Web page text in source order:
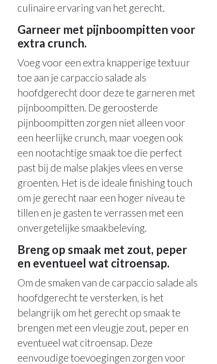
culinaire ervaring van het gerecht.
Garneer met pijnboompitten voor
extra crunch.
Voeg voor een extra knapperige textuur
toe aan je carpaccio salade als
hoofdgerecht door deze te garneren met
pijnboompitten. De geroosterde
pijnboompitten zorgen niet alleen voor
een heerlijke crunch, maar voegen ook
een nootachtige smaak toe die perfect
past bij de malse plakjes vlees en verse
groenten. Het is de ideale finishing touch
om je gerecht naar een hoger niveau te
tillen en je gasten te verrassen met een
onvergetelijke smaakbeleving.
Breng op smaak met zout, peper
en eventueel wat citroensap.
Om de smaken van de carpaccio salade als
hoofdgerecht te versterken, is het
belangrijk om het gerecht op smaak te
brengen met een vleugje zout, peper en
eventueel wat citroensap. Deze
eenvoudige toevoegingen zorgen voor